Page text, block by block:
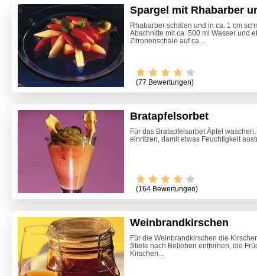
Spargel mit Rhabarber
Rhabarber schälen und in ca. 1 cm
Abschnitte mit ca. 500 ml Wasser und
Zitronenschale auf ca....
(77 Bewertungen)
Bratapfelsorbet
Für das Bratapfelsorbet Äpfel
einritzen, damit etwas Feuchtigkeit
(164 Bewertungen)
Weinbrandkirschen
Für die Weinbrandkirschen die
Stiele nach Belieben entfernen, die
Kirschen...